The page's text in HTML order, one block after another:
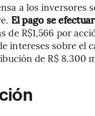
a los inversores
El pago se
de R$1,566 por
intereses sobre el
de R$ 8.300